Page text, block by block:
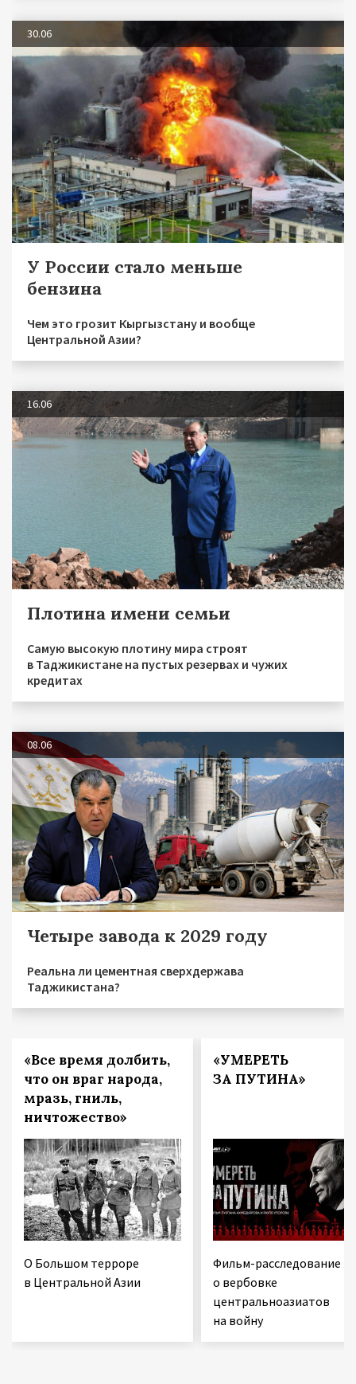
30.06
У России стало меньше
бензина
Чем это грозит Кыргызстану и вообще
Центральной Азии?
16.06
Плотина имени семьи
Самую высокую плотину мира строят
в Таджикистане на пустых резервах и чужих
кредитах
08.06
Четыре завода к 2029 году
Реальна ли цементная сверхдержава
Таджикистана?
«Все время долбить,
что он враг народа,
мразь, гниль,
ничтожество»
О Большом терроре
в Центральной Азии
«УМЕРЕТЬ
ЗА ПУТИНА»
Фильм-расследование
о вербовке
центральноазиатов
на войну